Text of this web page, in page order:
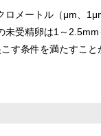
ロメートル（μm、
受精卵は1～
す条件を満たすこ